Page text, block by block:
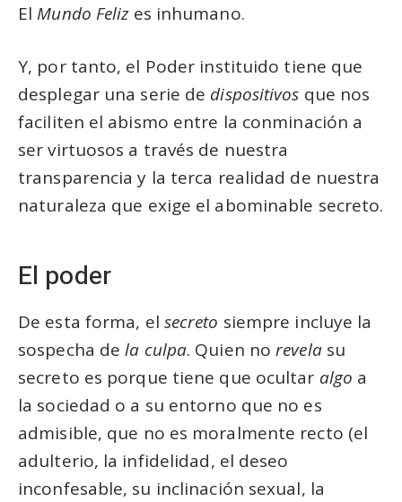
El Mundo Feliz es inhumano.
Y, por tanto, el Poder instituido tiene que
desplegar una serie de dispositivos que nos
faciliten el abismo entre la conminación a
ser virtuosos a través de nuestra
transparencia y la terca realidad de nuestra
naturaleza que exige el abominable secreto.
El poder
De esta forma, el secreto siempre incluye la
sospecha dela culpa. Quien norevela su
secreto es porque tiene que ocultar algo a
la sociedad o a su entorno que no es
admisible, que no es moralmente recto (el
adulterio, la infidelidad, el deseo
inconfesable, su inclinación sexual, la